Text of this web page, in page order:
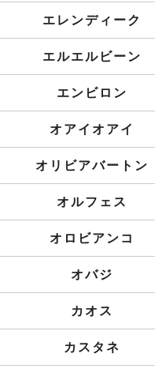
エレンディーク
エルエルビーン
エンビロン
オアイオアイ
オリビアバートン
オルフェス
オロビアンコ
オバジ
カオス
カスタネ